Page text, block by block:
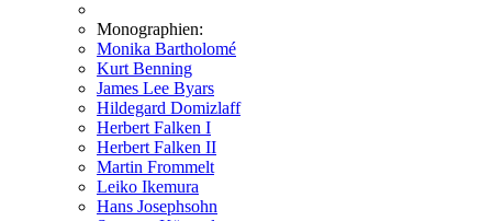
Monographien:
Monika Bartholomé
Kurt Benning
James Lee Byars
Hildegard Domizlaff
Herbert Falken I
Herbert Falken II
Martin Frommelt
Leiko Ikemura
Hans Josephsohn